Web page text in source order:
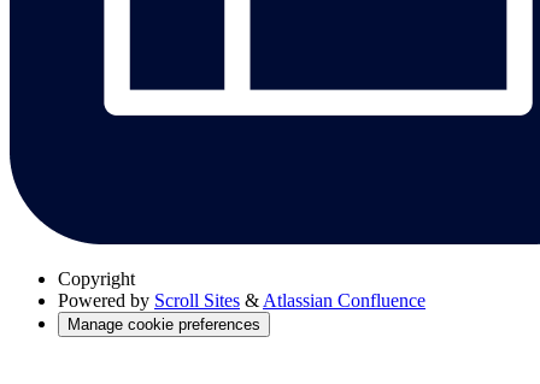
Copyright
Powered by Scroll Sites & Atlassian Confluence
Manage cookie preferences